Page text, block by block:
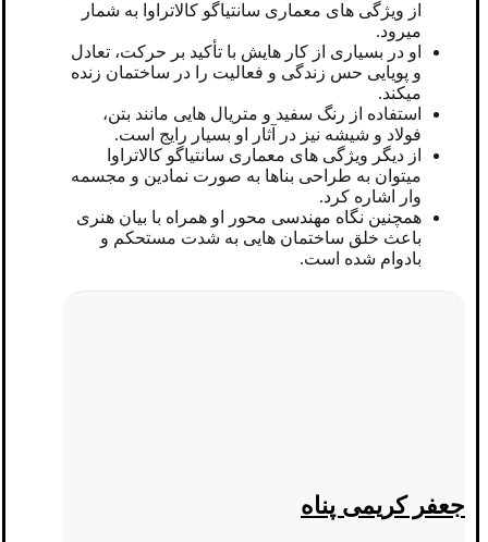
از ویژگی های معماری سانتیاگو کالاتراوا به شمار
میرود.
او در بسیاری از کار هایش با تأکید بر حرکت، تعادل
و پویایی حس زندگی و فعالیت را در ساختمان زنده
میکند.
استفاده از رنگ سفید و متریال ‌هایی مانند بتن،
فولاد و شیشه نیز در آثار او بسیار رایج است.
از دیگر ویژگی های معماری سانتیاگو کالاتراوا
میتوان به طراحی بناها به ‌صورت نمادین و مجسمه‌
وار اشاره کرد.
همچنین نگاه مهندسی ‌محور او همراه با بیان هنری
باعث خلق ساختمان هایی به شدت مستحکم و
بادوام شده است.
جعفر کریمی پناه